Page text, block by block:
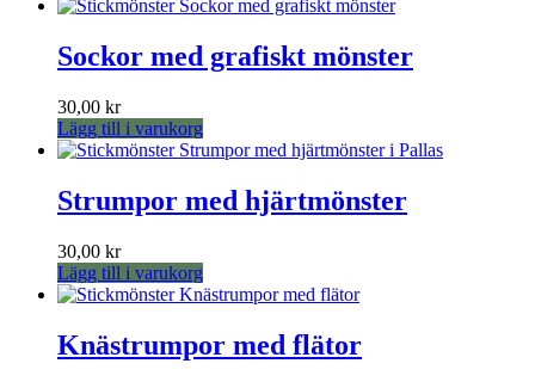
Sockor med grafiskt mönster
30,00 kr
Lägg till i varukorg
Strumpor med hjärtmönster
30,00 kr
Lägg till i varukorg
Knästrumpor med flätor